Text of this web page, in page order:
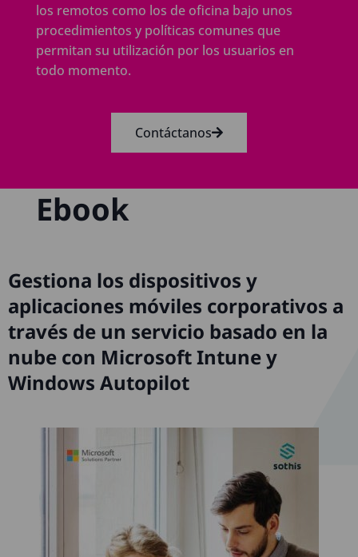
los remotos como los de oficina bajo unos
procedimientos y políticas comunes que
permitan su utilización por los usuarios en
todo momento.
Contáctanos
Ebook
Gestiona los dispositivos y
aplicaciones móviles corporativos a
través de un servicio basado en la
nube con Microsoft Intune y
Windows Autopilot